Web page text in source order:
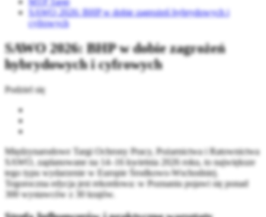
SAWO 2026: BHP w dobie zagrożeń hybrydowych i
cyfrowych
SAWO 2026: BHP w dobie zagrożeń
hybrydowych i cyfrowych
Podziel się
Międzynarodowe Targi Ochrony Pracy, Pożarnictwa i Ratownictwa
SAWO, zaplanowane na 14–16 kwietnia 2026 roku, to największe
tego typu wydarzenie w Europie Środkowo-Wschodniej.
Tegoroczna edycja jest rekordowa: w Poznaniu pojawi się ponad
300 wystawców z 30 krajów.